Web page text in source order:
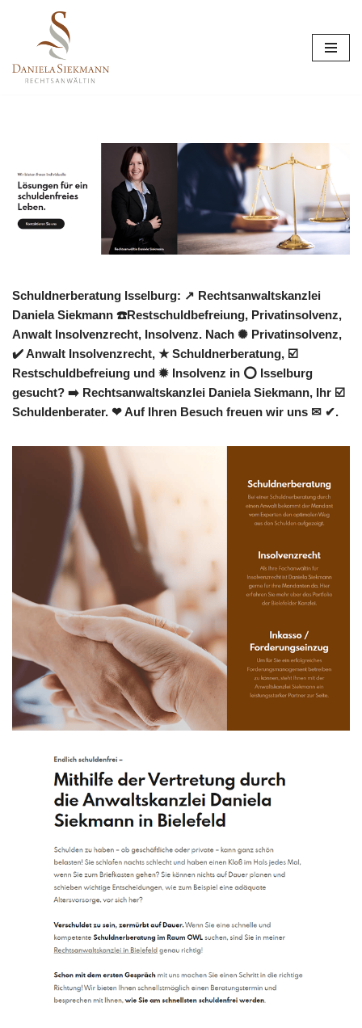
Inhalt
springen
Schuldnerberatung Isselburg: ↗️ Rechtsanwaltskanzlei
Daniela Siekmann ☎️Restschuldbefreiung, Privatinsolvenz,
Anwalt Insolvenzrecht, Insolvenz. Nach ✺ Privatinsolvenz,
✔️ Anwalt Insolvenzrecht, ★ Schuldnerberatung, ☑️
Restschuldbefreiung und ✹ Insolvenz in ⭕ Isselburg
gesucht? ➡️ Rechtsanwaltskanzlei Daniela Siekmann, Ihr ☑️
Schuldenberater. ❤ Auf Ihren Besuch freuen wir uns ✉ ✔.